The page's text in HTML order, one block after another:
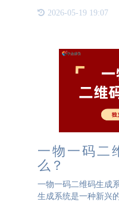
乱价的现象，激发经
2026-05-19 19:07
一物一码二
么？
一物一码二维码生成
生成系统是一种新兴